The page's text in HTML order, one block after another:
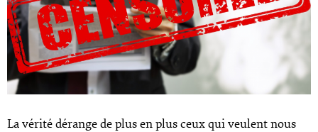
La vérité dérange de plus en plus ceux qui veulent nous